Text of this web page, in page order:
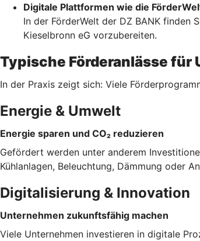
Digitale Plattformen wie die
In der FörderWelt der DZ BANK finden
Kieselbronn eG vorzubereiten.
Typische Förderanlässe für
In der Praxis zeigt sich: Viele
Energie & Umwelt
Energie sparen und CO₂ reduzieren
Gefördert werden unter anderem
Kühlanlagen, Beleuchtung, Dämmung oder
Digitalisierung & Innovation
Unternehmen zukunftsfähig machen
Viele Unternehmen investieren in digitale